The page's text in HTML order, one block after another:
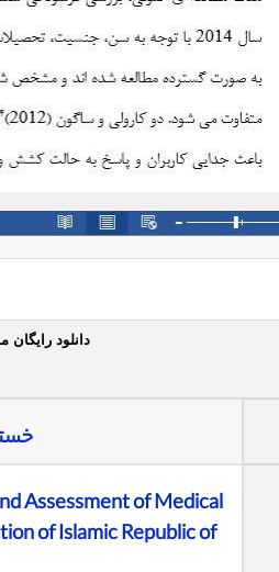
دانلود
Assessment of Medical
of Islamic Republic of